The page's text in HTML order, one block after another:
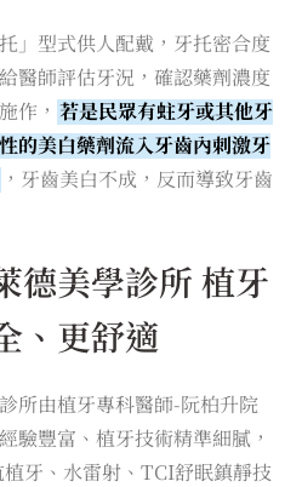
」型式供人配戴，牙托密合度
醫師評估牙況，確認藥劑濃度
作， 若是民眾有蛀牙或其他牙
的美白藥劑流入牙齒內刺激牙
，牙齒美白不成，反而導致牙齒
德美學診所 植牙
、更舒適
所由植牙專科醫師-阮柏升院
驗豐富、植牙技術精準細膩，
牙、水雷射、TCI舒眠鎮靜技